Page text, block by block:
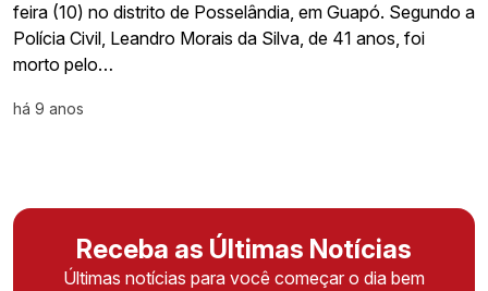
feira (10) no distrito de Posselândia, em Guapó. Segundo a
Polícia Civil, Leandro Morais da Silva, de 41 anos, foi
morto pelo…
há 9 anos
Receba as Últimas Notícias
Últimas notícias para você começar o dia bem